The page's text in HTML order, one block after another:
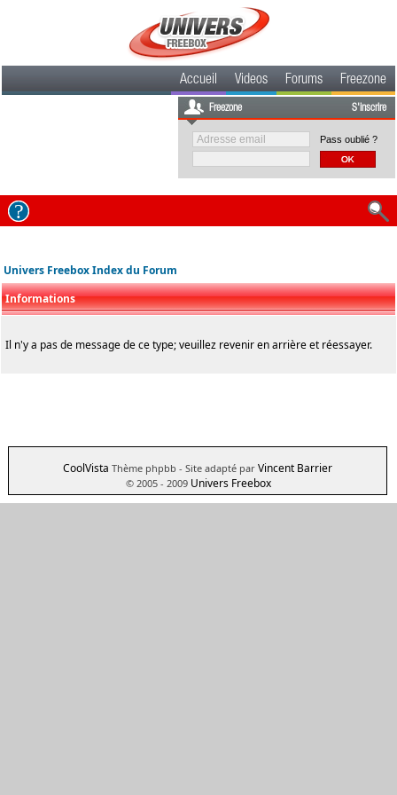
Accueil Videos Forums Freezone
Freezone S'inscrire
Pass oublié ?
Univers Freebox Index du Forum
Informations
Il n'y a pas de message de ce type; veuillez revenir en arrière et réessayer.
CoolVista Thème phpbb - Site adapté par Vincent Barrier
© 2005 - 2009 Univers Freebox